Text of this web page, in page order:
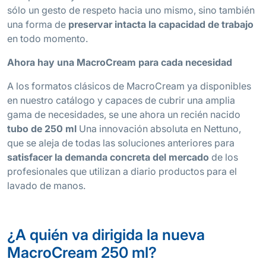
sólo un gesto de respeto hacia uno mismo, sino también
una forma de preservar intacta la capacidad de trabajo
en todo momento.
Ahora hay una MacroCream para cada necesidad
A los formatos clásicos de MacroCream ya disponibles
en nuestro catálogo y capaces de cubrir una amplia
gama de necesidades, se une ahora un recién nacido
tubo de 250 ml Una innovación absoluta en Nettuno,
que se aleja de todas las soluciones anteriores para
satisfacer la demanda concreta del mercado de los
profesionales que utilizan a diario productos para el
lavado de manos.
¿A quién va dirigida la nueva
MacroCream 250 ml?